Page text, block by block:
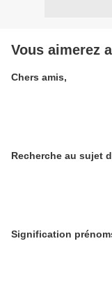
Vous aimerez
Chers amis,
Recherche au sujet
Signification